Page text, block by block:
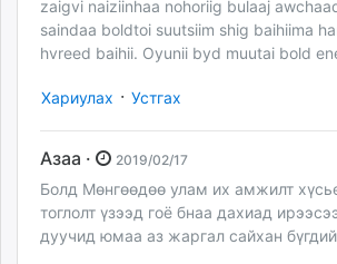
zaigvi naiziinhaa nohoriig bulaaj
saindaa boldtoi suutsiim shig baihiima
hvreed baihii. Oyunii byd muutai bold
Хариулах · Устгах
Азаа · 2019/02/17
Болд Мөнгөөдөө улам их амжилт
тоглолт үзээд гоё бнаа дахиад
дуучид юмаа аз жаргал сайхан